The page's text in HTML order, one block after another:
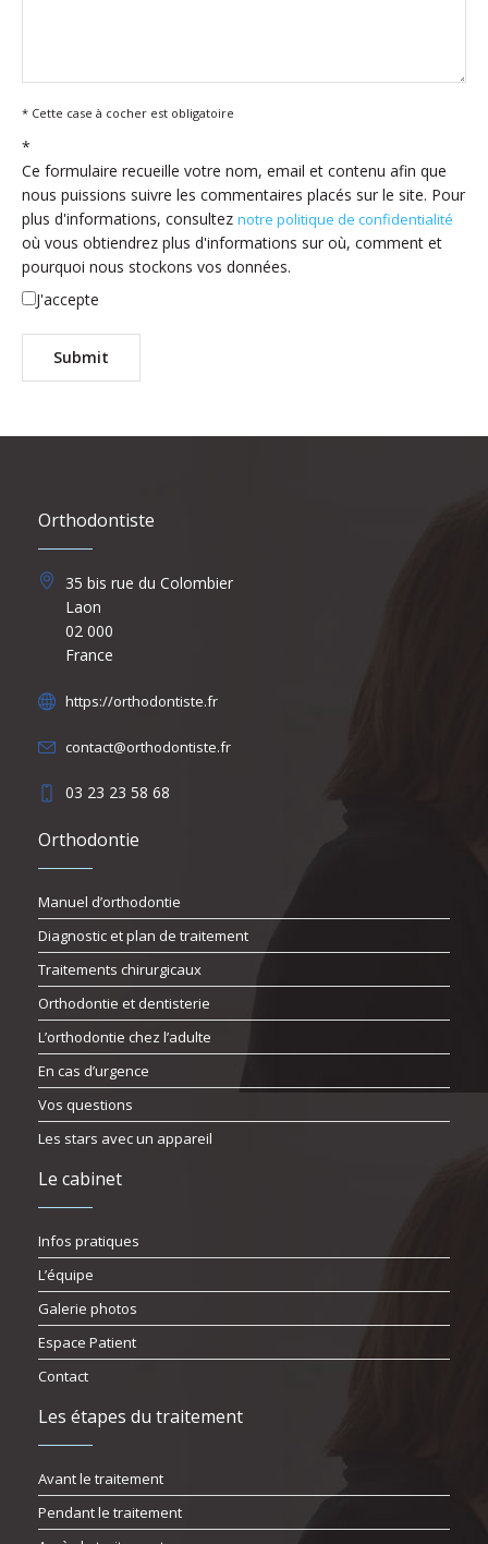
* Cette case à cocher est obligatoire
*
Ce formulaire recueille votre nom, email et contenu afin que
nous puissions suivre les commentaires placés sur le site. Pour
plus d'informations, consultez notre politique de confidentialité
où vous obtiendrez plus d'informations sur où, comment et
pourquoi nous stockons vos données.
J'accepte
Orthodontiste
35 bis rue du Colombier
Laon
02 000
France
https://orthodontiste.fr
contact@orthodontiste.fr
03 23 23 58 68
Orthodontie
Manuel d’orthodontie
Diagnostic et plan de traitement
Traitements chirurgicaux
Orthodontie et dentisterie
L’orthodontie chez l’adulte
En cas d’urgence
Vos questions
Les stars avec un appareil
Le cabinet
Infos pratiques
L’équipe
Galerie photos
Espace Patient
Contact
Les étapes du traitement
Avant le traitement
Pendant le traitement